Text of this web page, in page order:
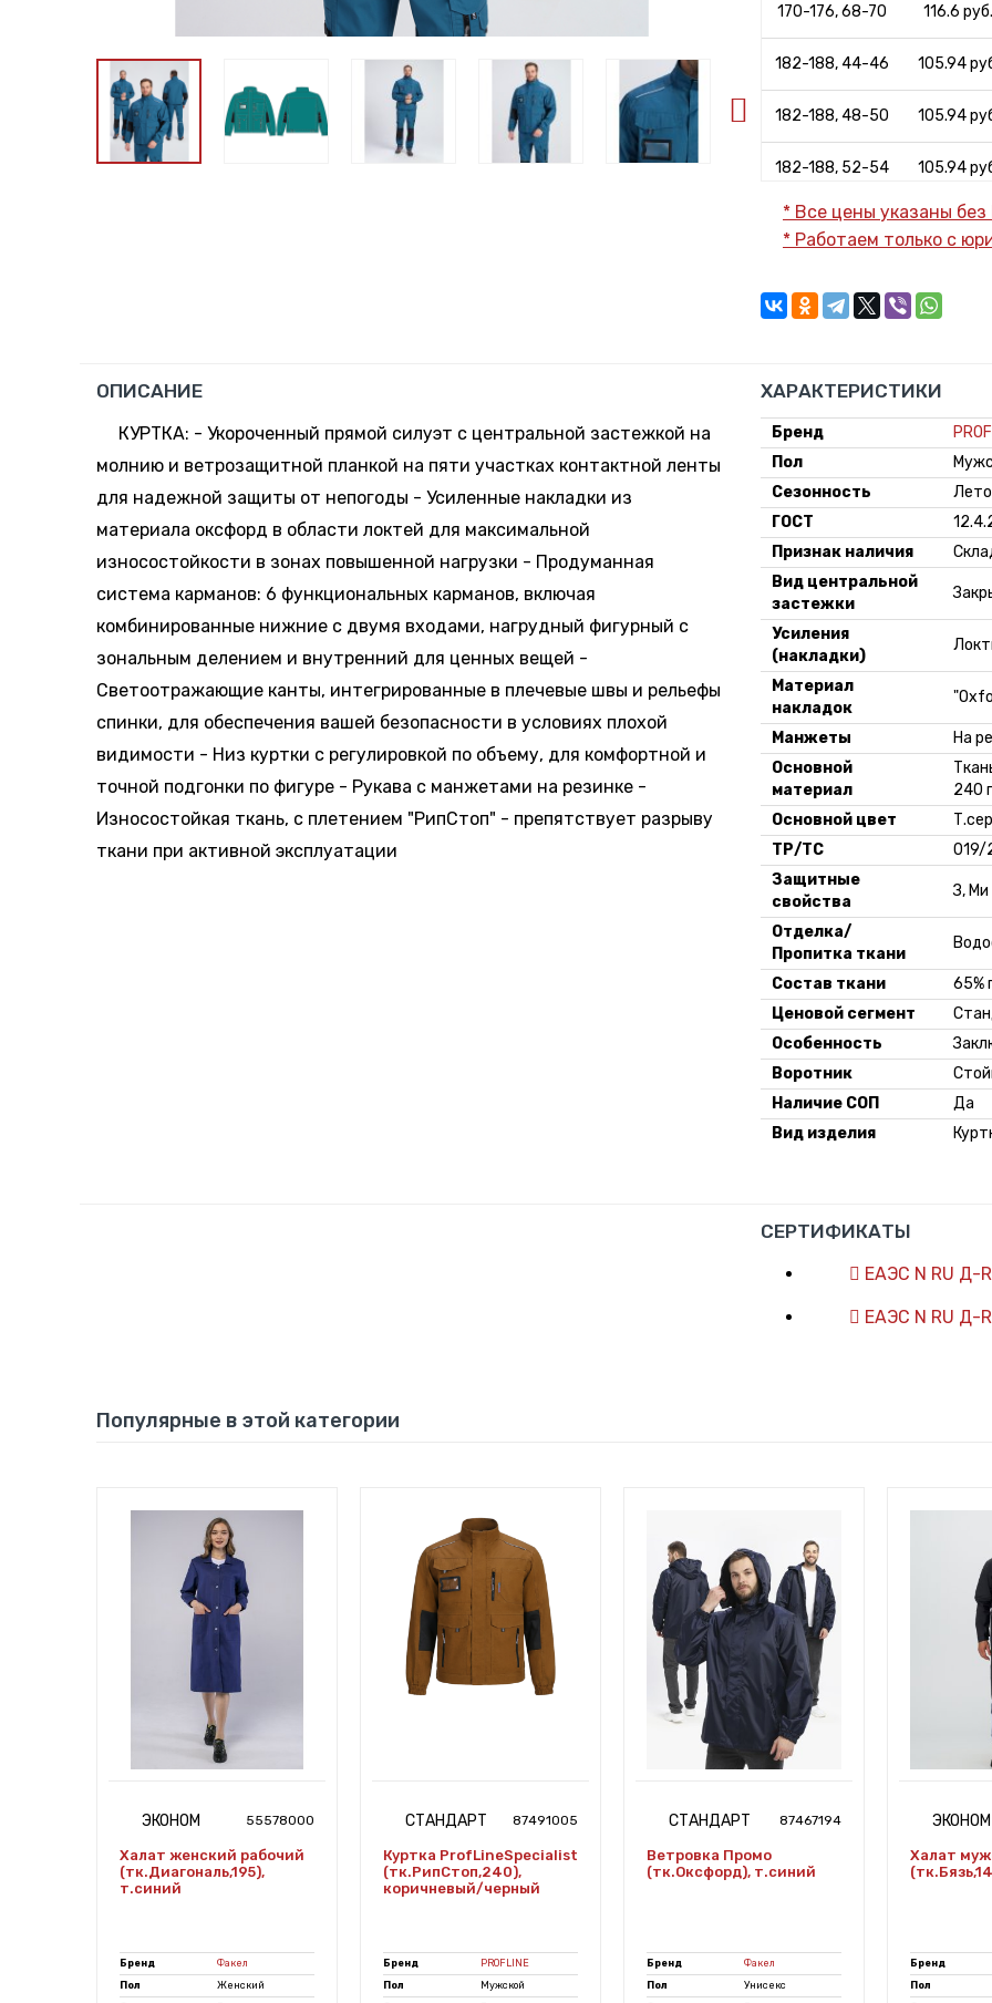
170-176, 68-70 116.6
182-188, 44-46 105.94
182-188, 48-50 105.94
182-188, 52-54 105.94
182-188, 56-58 105.94
182-188, 64-66 105.94
* Все цены указаны
* Работаем только с
ОПИСАНИЕ
КУРТКА: - Укороченный прямой силуэт с центральной застежкой на
молнию и ветрозащитной планкой на пяти участках контактной ленты
для надежной защиты от непогоды - Усиленные накладки из
материала оксфорд в области локтей для максимальной
износостойкости в зонах повышенной нагрузки - Продуманная
система карманов: 6 функциональных карманов, включая
комбинированные нижние с двумя входами, нагрудный фигурный с
зональным делением и внутренний для ценных вещей -
Светоотражающие канты, интегрированные в плечевые швы и рельефы
спинки, для обеспечения вашей безопасности в условиях плохой
видимости - Низ куртки с регулировкой по объему, для комфортной и
точной подгонки по фигуре - Рукава с манжетами на резинке -
Износостойкая ткань, с плетением "РипСтоп" - препятствует разрыву
ткани при активной эксплуатации
ХАРАКТЕРИСТИКИ
Бренд
Пол
Сезонность
Лето
ГОСТ
Признак наличия
Вид центральной
застежки
Усиления
(накладки)
Материал
накладок
Манжеты
На
Основной
материал
240
Основной цвет
ТР/ТС
019/
Защитные
свойства
З, Ми
Отделка/
Пропитка ткани
Состав ткани
65%
Ценовой сегмент
Особенность
Воротник
Наличие СОП
Да
Вид изделия
СЕРТИФИКАТЫ
ЕАЭС N RU Д-
ЕАЭС N RU Д-
Популярные в этой категории
ЭКОНОМ 55578000
Халат женский рабочий
(тк.Диагональ,195),
т.синий
Бренд
Факел
Пол
Женский
СТАНДАРТ 87491005
Куртка ProfLineSpecialist
(тк.РипСтоп,240),
коричневый/черный
Бренд
PROFLINE
Пол
Мужской
СТАНДАРТ 87467194
Ветровка Промо
(тк.Оксфорд), т.синий
Бренд
Факел
Пол
Унисекс
ЭКОНОМ
Халат
Бренд
Пол